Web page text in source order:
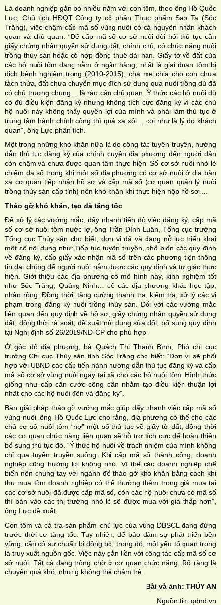
Là doanh nghiệp gắn bó nhiều năm với con tôm, theo ông Hồ Quốc
Lực, Chủ tịch HĐQT Công ty cổ phần Thực phẩm Sao Ta (Sóc
Trăng), việc chậm cấp mã số vùng nuôi có cả nguyên nhân khách
quan và chủ quan. “Để cấp mã số cơ sở nuôi đòi hỏi thủ tục cần
giấy chứng nhận quyền sử dụng đất, chính chủ, có chức năng nuôi
trồng thủy sản hoặc có hợp đồng thuê dài hạn. Giấy tờ về đất của
các hộ nuôi tôm đang nằm ở ngân hàng, nhất là giai đoạn tôm bị
dịch bệnh nghiêm trọng (2010-2015), cha mẹ chia cho con chưa
tách thửa, đất chưa chuyển mục đích sử dụng qua nuôi trồng dù đã
có chủ trương chung… là rào cản chủ quan. Ý thức các hộ nuôi dù
có đủ điều kiện đăng ký nhưng không tích cực đăng ký vì các chủ
hộ nuôi này không thấy quyền lợi của mình và phải làm thủ tục ở
trung tâm hành chính công thì quá xa xôi… coi như là lý do khách
quan”, ông Lực phân tích.
Một trong những khó khăn nữa là do công tác tuyên truyền, hướng
dẫn thủ tục đăng ký của chính quyền địa phương đến người dân
còn chậm và chưa được quan tâm thực hiện. Số cơ sở nuôi nhỏ lẻ
chiếm đa số trong khi một số địa phương có cơ sở nuôi ở địa bàn
xa cơ quan tiếp nhận hồ sơ và cấp mã số (cơ quan quản lý nuôi
trồng thủy sản cấp tỉnh) nên khó khăn khi thực hiện nộp hồ sơ….
Tháo gỡ khó khăn, tạo đà tăng tốc
Để xử lý các vướng mắc, đẩy nhanh tiến độ việc đăng ký, cấp mã
số cơ sở nuôi tôm nước lợ, ông Trần Đình Luân, Tổng cục trưởng
Tổng cục Thủy sản cho biết, đơn vị đã và đang nỗ lực triển khai
một số nội dung như: Tiếp tục tuyên truyền, phổ biến các quy định
về đăng ký, cấp giấy xác nhận mã số trên các phương tiện thông
tin đại chúng để người nuôi nắm được các quy định và tự giác thực
hiện. Giới thiệu các địa phương có mô hình hay, kinh nghiệm tốt
như Sóc Trăng, Quảng Ninh… để các địa phương khác học tập,
nhân rộng. Đồng thời, tăng cường thanh tra, kiểm tra, xử lý các vi
phạm trong đăng ký nuôi trồng thủy sản. Đối với các vướng mắc
liên quan đến quy định về hồ sơ, giấy chứng nhận quyền sử dụng
đất, đồng thời rà soát, đề xuất nội dung sửa đổi, bổ sung quy định
tại Nghị định số 26/2019/NĐ-CP cho phù hợp.
Ở góc độ địa phương, bà Quách Thị Thanh Bình, Phó chi cục
trưởng Chi cục Thủy sản tỉnh Sóc Trăng cho biết: “Đơn vị sẽ phối
hợp với UBND các cấp tiến hành hướng dẫn thủ tục đăng ký và cấp
mã số cơ sở vùng nuôi ngay tại xã cho các hộ nuôi tôm. Hình thức
giống như cấp căn cước công dân nhằm tạo điều kiện thuận lợi
nhất cho các hộ nuôi đến và đăng ký”.
Bàn giải pháp tháo gỡ vướng mắc giúp đẩy nhanh việc cấp mã số
vùng nuôi, ông Hồ Quốc Lực cho rằng, địa phương có thể cho các
chủ cơ sở nuôi tôm “nợ” một số thủ tục về giấy tờ đất, đồng thời
các cơ quan chức năng liên quan sẽ hỗ trợ tích cực để hoàn thiện
bổ sung thủ tục đó. “Ý thức hộ nuôi về trách nhiệm của mình không
chỉ qua tuyên truyền suông. Khi cấp mã số thành công, doanh
nghiệp cũng hưởng lợi không nhỏ. Vì thế các doanh nghiệp chế
biến nên chung tay với ngành để tháo gỡ khó khăn bằng cách khi
thu mua tôm doanh nghiệp có thể thưởng thêm trong giá mua tại
các cơ sở nuôi đã được cấp mã số, còn các hộ nuôi chưa có mã số
thì bán vào các thị trường nhỏ lẻ sẽ được mua với giá thấp hơn”,
ông Lực đề xuất.
Con tôm và cá tra-sản phẩm chủ lực của vùng ĐBSCL đang đứng
trước thời cơ tăng tốc. Tuy nhiên, để bảo đảm sự phát triển bền
vững, cần có sự chuẩn bị đồng bộ, trong đó, một yếu tố quan trọng
là truy xuất nguồn gốc. Việc này gắn liền với công tác cấp mã số cơ
sở nuôi. Tất cả đang trông chờ ở cơ quan chức năng. Rõ ràng là
chuyện quá khó, nhưng không thể chậm trễ.
Bài và ảnh: THÚY AN
Nguồn tin: qdnd.vn